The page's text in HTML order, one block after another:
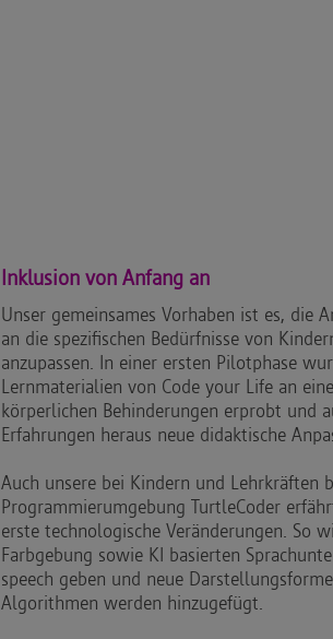
Inklusion von Anfang an
Unser gemeinsames Vorhaben ist es, die
an die spezifischen Bedürfnisse von
anzupassen. In einer ersten Pilotphase
Lernmaterialien von Code your Life an
körperlichen Behinderungen erprobt und
Erfahrungen heraus neue didaktische
Auch unsere bei Kindern und Lehrkräften
Programmierumgebung TurtleCoder
erste technologische Veränderungen. So
Farbgebung sowie KI basierten
speech geben und neue
Algorithmen werden hinzugefügt.